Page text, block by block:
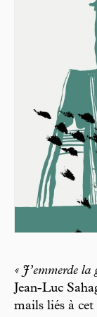
« J’emmerde la
Jean-Luc
mails liés à cet